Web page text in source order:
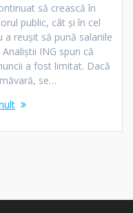
să crească în
public, cât şi în cel
a reuşit să pună salariile
ING spun că
a fost limitat. Dacă
se…